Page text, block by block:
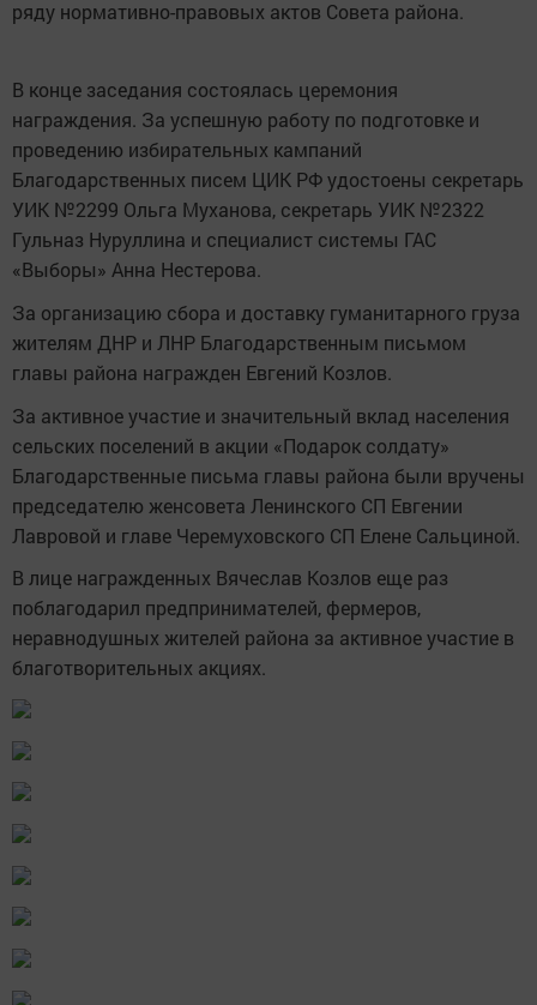
ряду нормативно-правовых актов Совета района.
В конце заседания состоялась церемония
награждения. За успешную работу по подготовке и
проведению избирательных кампаний
Благодарственных писем ЦИК РФ удостоены секретарь
УИК №2299 Ольга Муханова, секретарь УИК №2322
Гульназ Нуруллина и специалист системы ГАС
«Выборы» Анна Нестерова.
За организацию сбора и доставку гуманитарного груза
жителям ДНР и ЛНР Благодарственным письмом
главы района награжден Евгений Козлов.
За активное участие и значительный вклад населения
сельских поселений в акции «Подарок солдату»
Благодарственные письма главы района были вручены
председателю женсовета Ленинского СП Евгении
Лавровой и главе Черемуховского СП Елене Сальциной.
В лице награжденных Вячеслав Козлов еще раз
поблагодарил предпринимателей, фермеров,
неравнодушных жителей района за активное участие в
благотворительных акциях.